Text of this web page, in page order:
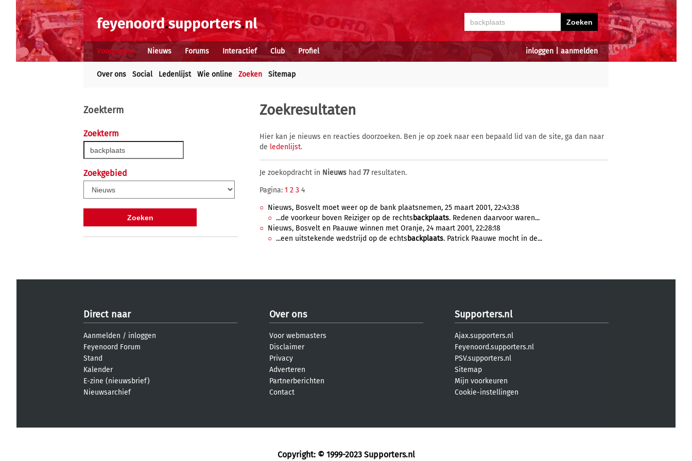
inloggen aanmelden
Voorpagina Nieuws Forums Interactief Club Profiel
Over ons Social Ledenlijst Wie online Zoeken Sitemap
Zoekterm
Zoekterm
Zoekgebied
Zoekresultaten
Hier kan je nieuws en reacties doorzoeken. Ben je op zoek naar een bepaald lid van de site, ga dan naar
de ledenlijst.
Je zoekopdracht in Nieuws had 77resultaten.
Pagina: 1 2 3 4
Nieuws, Bosvelt moet weer op de bank plaatsnemen, 25 maart 2001, 22:43:38
...de voorkeur boven Reiziger op de rechts backplaats. Redenen daarvoor waren...
Nieuws, Bosvelt en Paauwe winnen met Oranje, 24 maart 2001, 22:28:18
...een uitstekende wedstrijd op de echts backplaats. Patrick Paauwe mocht in de...
Direct naar
Aanmelden / inloggen
Feyenoord Forum
Stand
Kalender
E-zine (nieuwsbrief)
Nieuwsarchief
Over ons
Voor webmasters
Disclaimer
Privacy
Adverteren
Partnerberichten
Contact
Supporters.nl
Ajax.supporters.nl
Feyenoord.supporters.nl
PSV.supporters.nl
Sitemap
Mijn voorkeuren
Cookie-instellingen
Copyright: © 1999-2023 Supporters.nl